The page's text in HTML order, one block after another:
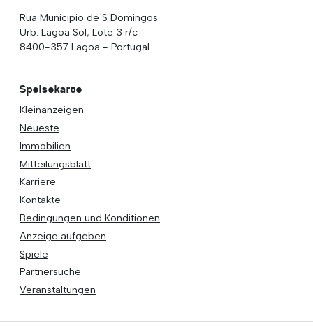
Rua Municipio de S Domingos
Urb. Lagoa Sol, Lote 3 r/c
8400-357 Lagoa - Portugal
Speisekarte
Kleinanzeigen
Neueste
Immobilien
Mitteilungsblatt
Karriere
Kontakte
Bedingungen und Konditionen
Anzeige aufgeben
Spiele
Partnersuche
Veranstaltungen